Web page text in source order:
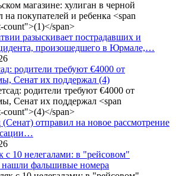
разыскивает пострадавших и
произошедшего в Юрмале,…
родители требуют €4000 от
Сенат их поддержал (4)
отправил на новое рассмотрение
с 10 нелегалами: в "рейсовом"
нашли фальшивые номера